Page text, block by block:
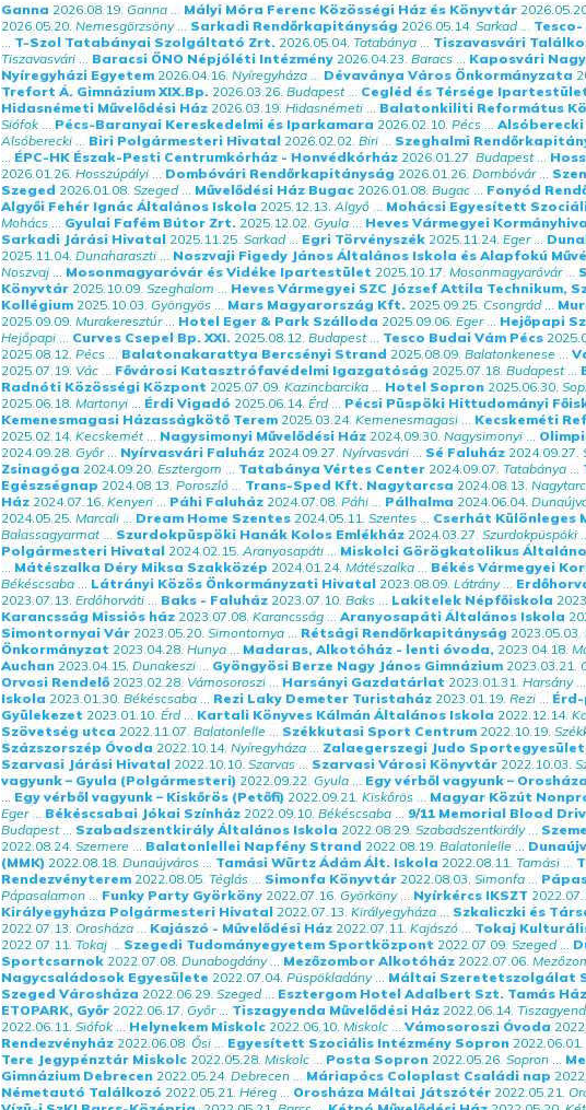
Ganna 2026.08.19. Ganna... Mályi Móra Ferenc Közösségi Ház és Könyvtár
2026.05.20. Nemesgörzsöny... Sarkadi Rendőrkapitányság 2026.05.14. Sarkad...
... T-Szol Tatabányai Szolgáltató Zrt. 2026.05.04. Tatabánya... Tiszavasvári
Tiszavasvári... Baracsi ÖNO Népjóléti Intézmény 2026.04.23. Baracs... Kaposvári
Nyíregyházi Egyetem 2026.04.16. Nyíregyháza... Dévaványa Város Önkormányzata
Trefort Á. Gimnázium XIX.Bp. 2026.03.26. Budapest... Cegléd és Térsége
Hidasnémeti Művelődési Ház 2026.03.19. Hidasnémeti... Balatonkiliti Református
Siófok... Pécs-Baranyai Kereskedelmi és Iparkamara 2026.02.10. Pécs... Alsóberecki
Alsóberecki... Biri Polgármesteri Hivatal 2026.02.02. Biri... Szeghalmi
... ÉPC-HK Észak-Pesti Centrumkórház - Honvédkórház 2026.01.27. Budapest...
2026.01.26. Hosszúpályi... Dombóvári Rendőrkapitányság 2026.01.26. Dombóvár...
Szeged 2026.01.08. Szeged... Művelődési Ház Bugac 2026.01.08. Bugac... Fonyód
Algyői Fehér Ignác Általános Iskola 2025.12.13. Algyő... Mohácsi Egyesített
Mohács... Gyulai Fafém Bútor Zrt. 2025.12.02. Gyula... Heves Vármegyei
Sarkadi Járási Hivatal 2025.11.25. Sarkad... Egri Törvényszék 2025.11.24. Eger...
2025.11.04. Dunaharaszti... Noszvaji Figedy János Általános Iskola és Alapfokú
Noszvaj... Mosonmagyaróvár és Vidéke Ipartestület 2025.10.17. Mosonmagyaróvár...
Könyvtár 2025.10.09. Szeghalom ... Heves Vármegyei SZC József Attila Technikum,
Kollégium 2025.10.03. Gyöngyös... Mars Magyarország Kft. 2025.09.25. Csongrád...
2025.09.09. Murakeresztúr... Hotel Eger & Park Szálloda 2025.09.06. Eger... Hejőpapi
Hejőpapi... Curves Csepel Bp. XXI. 2025.08.12. Budapest... Tesco Budai Vám Pécs
2025.08.12. Pécs... Balatonakarattya Bercsényi Strand 2025.08.09. Balatonkenese ...
2025.07.19. Vác... Fővárosi Katasztrófavédelmi Igazgatóság 2025.07.18. Budapest...
Radnóti Közösségi Központ 2025.07.09. Kazincbarcika... Hotel Sopron 2025.06.30.
2025.06.18. Martonyi... Érdi Vigadó 2025.06.14. Érd... Pécsi Püspöki Hittudományi
Kemenesmagasi Házasságkötő Terem 2025.03.24. Kemenesmagasi... Kecskeméti
2025.02.14. Kecskemét... Nagysimonyi Művelődési Ház 2024.09.30. Nagysimonyi...
2024.09.28. Győr... Nyírvasvári Faluház 2024.09.27. Nyírvasvári... Sé Faluház 2024.09.27.
Zsinagóga 2024.09.20. Esztergom ... Tatabánya Vértes Center 2024.09.07. Tatabánya...
Egészségnap 2024.08.13. Poroszló... Trans-Sped Kft. Nagytarcsa 2024.08.13.
Ház 2024.07.16. Kenyeri... Páhi Faluház 2024.07.08. Páhi... Pálhalma 2024.06.04.
2024.05.25. Marcali... Dream Home Szentes 2024.05.11. Szentes... Cserhát Különleges
Balassagyarmat... Szurdokpüspöki Hanák Kolos Emlékház 2024.03.27. Szurdokpüspöki
Polgármesteri Hivatal 2024.02.15. Aranyosapáti... Miskolci Görögkatolikus
... Mátészalka Déry Miksa Szakközép 2024.01.24. Mátészalka... Békés Vármegyei
Békéscsaba... Látrányi Közös Önkormányzati Hivatal 2023.08.09. Látrány...
2023.07.13. Erdőhorváti... Baks - Faluház 2023.07.10. Baks... Lakitelek Népfőiskola
Karancsság Missiós ház 2023.07.08. Karancsság... Aranyosapáti Általános Iskola
Simontornyai Vár 2023.05.20. Simontornya... Rétsági Rendőrkapitányság 2023.05.03.
Önkormányzat 2023.04.28. Hunya... Madaras, Alkotóház - lenti óvoda, 2023.04.18.
Auchan 2023.04.15. Dunakeszi... Gyöngyösi Berze Nagy János Gimnázium 2023.03.21.
Orvosi Rendelő 2023.02.28. Vámosoroszi... Harsányi Gazdatárlat 2023.01.31. Harsány...
Iskola 2023.01.30. Békéscsaba... Rezi Laky Demeter Turistaház 2023.01.19. Rezi...
Gyülekezet 2023.01.10. Érd... Kartali Könyves Kálmán Általános Iskola 2022.12.14.
Szövetség utca 2022.11.07. Balatonlelle ... Székkutasi Sport Centrum 2022.10.19.
Százszorszép Óvoda 2022.10.14. Nyíregyháza... Zalaegerszegi Judo Sportegyesület
Szarvasi Járási Hivatal 2022.10.10. Szarvas... Szarvasi Városi Könyvtár 2022.10.03.
vagyunk – Gyula (Polgármesteri) 2022.09.22. Gyula... Egy vérből vagyunk –
... Egy vérből vagyunk – Kiskőrös (Petőfi) 2022.09.21. Kiskőrös... Magyar Közút
Eger... Békéscsabai Jókai Színház 2022.09.10. Békéscsaba... 9/11 Memorial Blood
Budapest... Szabadszentkirály Általános Iskola 2022.08.29. Szabadszentkirály...
2022.08.24. Szemere ... Balatonlellei Napfény Strand 2022.08.19. Balatonlelle ...
(MMK) 2022.08.18. Dunaújváros... Tamási Würtz Ádám Ált. Iskola 2022.08.11. Tamási...
Rendezvényterem 2022.08.05. Téglás... Simonfa Könyvtár 2022.08.03. Simonfa...
Pápasalamon... Funky Party Györköny 2022.07.16. Györköny... Nyírkércs IKSZT
Királyegyháza Polgármesteri Hivatal 2022.07.13. Királyegyháza... Szkaliczki és
2022.07.13. Orosháza... Kajászó - Művelődési Ház 2022.07.11. Kajászó... Tokaj
2022.07.11. Tokaj... Szegedi Tudományegyetem Sportközpont 2022.07.09. Szeged...
Sportcsarnok 2022.07.08. Dunabogdány... Mezőzombor Alkotóház 2022.07.06.
Nagycsaládosok Egyesülete 2022.07.04. Püspökladány... Máltai Szeretetszolgálat
Szeged Városháza 2022.06.29. Szeged... Esztergom Hotel Adalbert Szt. Tamás Ház
ETOPARK, Győr 2022.06.17. Győr... Tiszagyenda Művelődési Ház 2022.06.14.
2022.06.11. Siófok... Helynekem Miskolc 2022.06.10. Miskolc... Vámosoroszi Óvoda
Rendezvényház 2022.06.08. Ősi... Egyesített Szociális Intézmény Sopron 2022.06.01.
Tere Jegypénztár Miskolc 2022.05.28. Miskolc... Posta Sopron 2022.05.26. Sopron...
Gimnázium Debrecen 2022.05.24. Debrecen... Máriapócs Coloplast Családi nap
Németautó Találkozó 2022.05.21. Héreg... Orosháza Máltai Játszótér 2022.05.21.